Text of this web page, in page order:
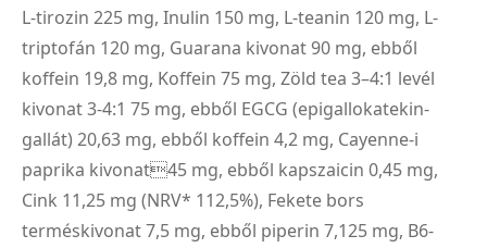
L-tirozin 225 mg, Inulin 150 mg, L-teanin 120 mg, L-
triptofán 120 mg, Guarana kivonat 90 mg, ebből
koffein 19,8 mg, Koffein 75 mg, Zöld tea 3–4:1 levél
kivonat 3-4:1 75 mg, ebből EGCG (epigallokatekin-
gallát) 20,63 mg, ebből koffein 4,2 mg, Cayenne-i
paprika kivonat45 mg, ebből kapszaicin 0,45 mg,
Cink 11,25 mg (NRV* 112,5%), Fekete bors
terméskivonat 7,5 mg, ebből piperin 7,125 mg, B6-